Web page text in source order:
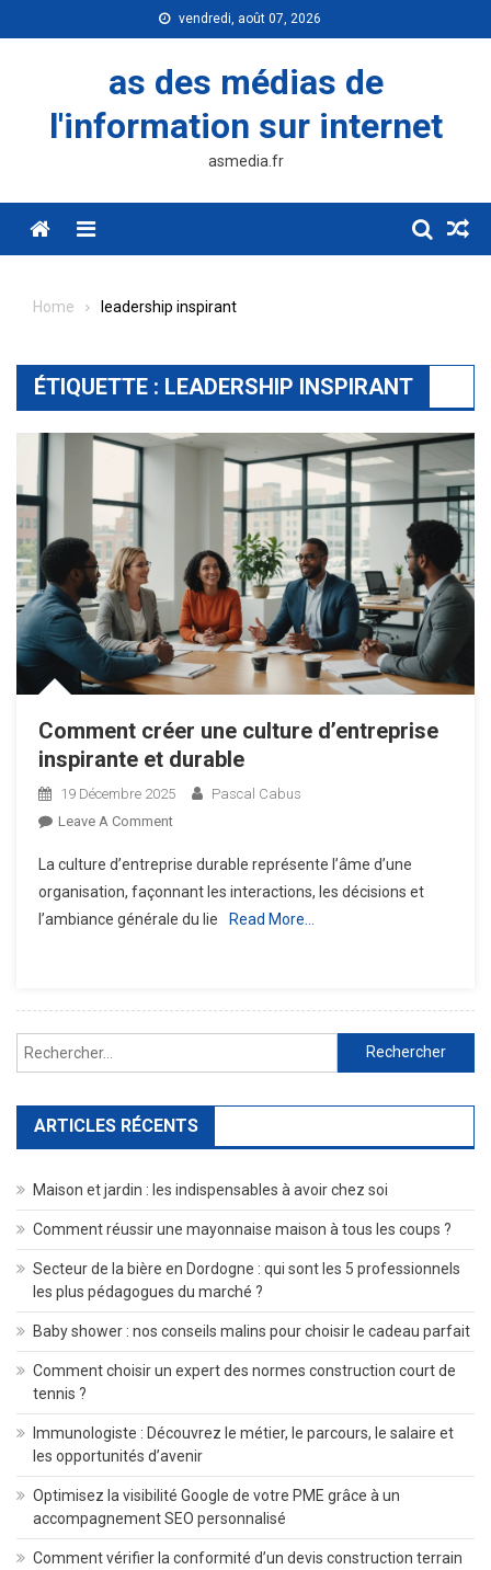
to
vendredi, août 07, 2026
as des médias de
l'information sur internet
asmedia.fr
Menu
Home leadership inspirant
ÉTIQUETTE : LEADERSHIP INSPIRANT
Comment créer une culture d’entreprise
inspirante et durable
19 Décembre 2025
Pascal Cabus
Leave A CommentOn
Créer
Une
Culture
La culture d’entreprise durable représente l’âme d’une
organisation, façonnant les interactions, les décisions et
l’ambiance générale du lie
Read More…
Rechercher :
ARTICLES RÉCENTS
Maison et jardin : les indispensables à avoir chez soi
Comment réussir une mayonnaise maison à tous les coups ?
Secteur de la bière en Dordogne : qui sont les 5 professionnels
les plus pédagogues du marché ?
Baby shower : nos conseils malins pour choisir le cadeau parfait
Comment choisir un expert des normes construction court de
tennis ?
Immunologiste : Découvrez le métier, le parcours, le salaire et
les opportunités d’avenir
Optimisez la visibilité Google de votre PME grâce à un
accompagnement SEO personnalisé
Comment vérifier la conformité d’un devis construction terrain